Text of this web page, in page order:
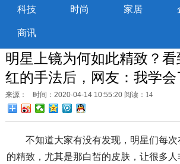
科技 时尚 家居
商讯
明星上镜为何如此精致？看
红的手法后，网友：我学会
来源： 时间：2020-04-14 10:55:20 阅读：14
不知道大家有没有发现，明星们每
的精致，尤其是那白皙的皮肤，让很多